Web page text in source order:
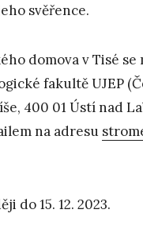
svěřence.
domova v Tisé
fakultě UJEP
400 01 Ústí nad
na adresu
do 15. 12. 2023.